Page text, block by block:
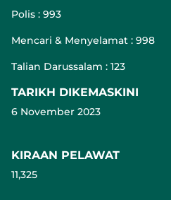
Polis : 993
Mencari & Menyelamat : 998
Talian Darussalam : 123
TARIKH DIKEMASKINI
6 November 2023
KIRAAN PELAWAT
11,325